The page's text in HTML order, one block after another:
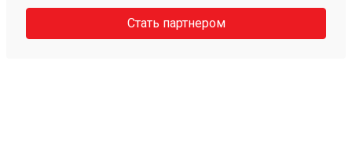
Стать партнером